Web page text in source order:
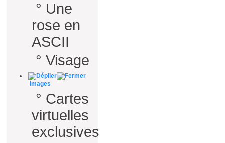
° Une
rose en
ASCII
° Visage
Images
° Cartes
virtuelles
exclusives